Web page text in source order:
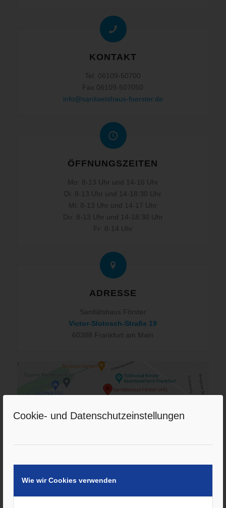
Cookie- und Datenschutzeinstellungen
Wie wir Cookies verwenden
KONTAKT
Tel. 06109-50700
Fax 06109-507050
info@sanitaetshaus-foerster.de
ÖFFNUNGSZEITEN
Mo: 8-13 Uhr und 14-16 Uhr
Di: 8-13 Uhr und 14-18:30 Uhr
Mi: 8-13 Uhr und 14-17 Uhr
Do: 8-13 Uhr und 14-18:30 Uhr
Fr: 8-14 Uhr
ADRESSE
Sanitätshaus Förster
Victor-Slotosch-Straße 19
60388 Frankfurt am Main